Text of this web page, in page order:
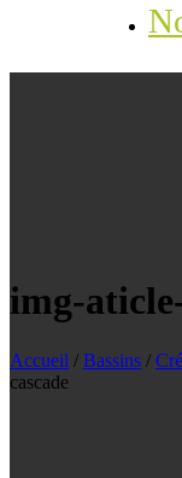
img-
Accueil / Bassins /
cascade